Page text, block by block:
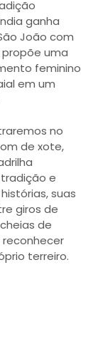
ganha
João com
uma
feminino
em um
no
de xote,
e
suas
giros de
de
terreiro.